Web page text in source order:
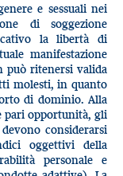
e sessuali nei
di soggezione
la libertà di
manifestazione
può ritenersi valida
molesti, in quanto
di dominio. Alla
pari opportunità, gli
considerarsi
oggettivi della
personale e